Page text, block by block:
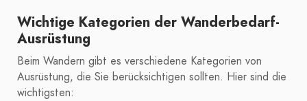
Wichtige Kategorien der Wanderbedarf-
Ausrüstung
Beim Wandern gibt es verschiedene Kategorien von
Ausrüstung, die Sie berücksichtigen sollten. Hier sind die
wichtigsten: